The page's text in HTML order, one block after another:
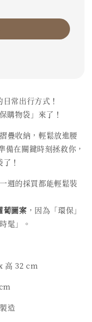
常出行方式！
購物袋」來了！
疊收納，輕鬆放進腰
在關鍵時刻拯救你，
！
一週的採買都能輕鬆裝
蔔圖案 ，因為「環保」
髦」。
高 32 cm
造